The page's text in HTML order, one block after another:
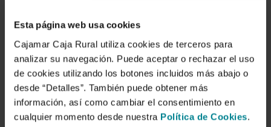
Esta página web usa cookies
Cajamar Caja Rural utiliza cookies de terceros para
analizar su navegación. Puede aceptar o rechazar el uso
de cookies utilizando los botones incluidos más abajo o
desde “Detalles”. También puede obtener más
información, así como cambiar el consentimiento en
cualquier momento desde nuestra Política de Cookies.
Descargar